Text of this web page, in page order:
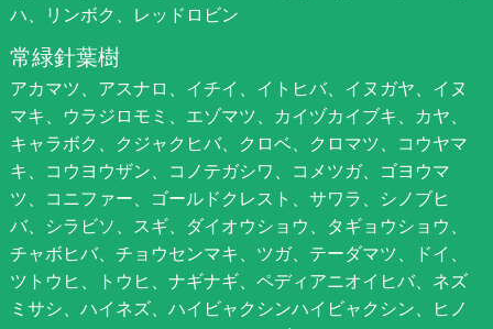
ハ、リンボク、レッドロビン
常緑針葉樹
アカマツ、アスナロ、イチイ、イトヒバ、イヌガヤ、イヌ
マキ、ウラジロモミ、エゾマツ、カイヅカイブキ、カヤ、
キャラボク、クジャクヒバ、クロベ、クロマツ、コウヤマ
キ、コウヨウザン、コノテガシワ、コメツガ、ゴヨウマ
ツ、コニファー、ゴールドクレスト、サワラ、シノブヒ
バ、シラビソ、スギ、ダイオウショウ、タギョウショウ、
チャボヒバ、チョウセンマキ、ツガ、テーダマツ、ドイ、
ツトウヒ、トウヒ、ナギナギ、ペディアニオイヒバ、ネズ
ミサシ、ハイネズ、ハイビャクシンハイビャクシン、ヒノ